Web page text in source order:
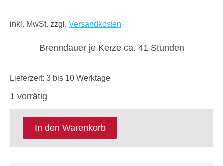
inkl. MwSt. zzgl. Versandkosten
Brenndauer je Kerze ca. 41 Stunden
Lieferzeit: 3 bis 10 Werktage
1 vorrätig
In den Warenkorb